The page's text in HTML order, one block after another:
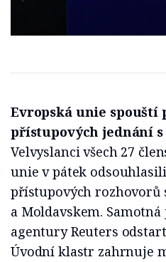
Evropská unie spouští
přístupových jednání
Velvyslanci všech 27
unie v pátek
přístupových rozhovorů
a Moldavskem.
agentury Reuters
Úvodní klastr zahrnuje